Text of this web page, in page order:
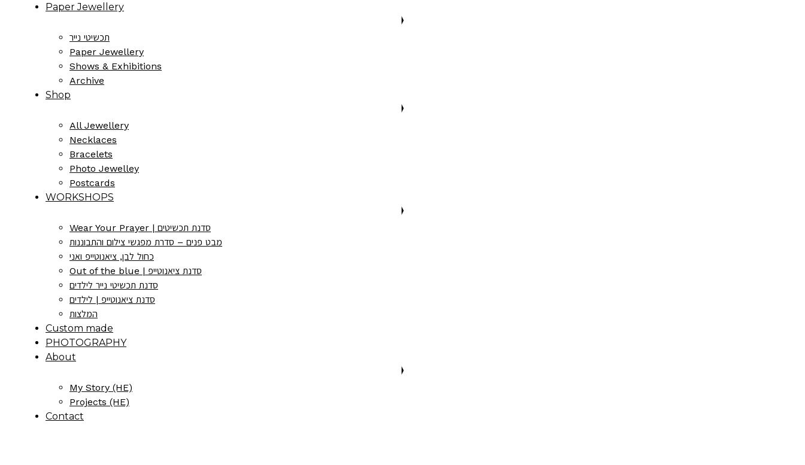
Paper Jewellery
תכשיטי נייר
Paper Jewellery
Shows & Exhibitions
Archive
Shop
All Jewellery
Necklaces
Bracelets
Photo Jewelley
Postcards
WORKSHOPS
Wear Your Prayer | סדנת תכשיטים
מבט פנים – סדרת מפגשי צילום והתבוננות
כחול לבן, ציאנוטייפ ואני
Out of the blue | סדנת ציאנוטייפ
סדנת תכשיטי נייר לילדים
סדנת ציאנוטייפ | לילדים
המלצות
Custom made
PHOTOGRAPHY
About
My Story (HE)
Projects (HE)
Contact